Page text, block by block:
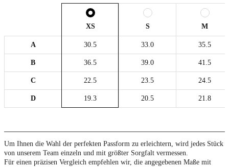
XS S M
A 30.5 33.0 35.5
B 36.5 39.0 41.5
C 22.5 23.5 24.5
D 19.3 20.5 21.8
Um Ihnen die Wahl der perfekten Passform zu erleichtern, wird jedes Stück
von unserem Team einzeln und mit größter Sorgfalt vermessen.
Für einen präzisen Vergleich empfehlen wir, die angegebenen Maße mit